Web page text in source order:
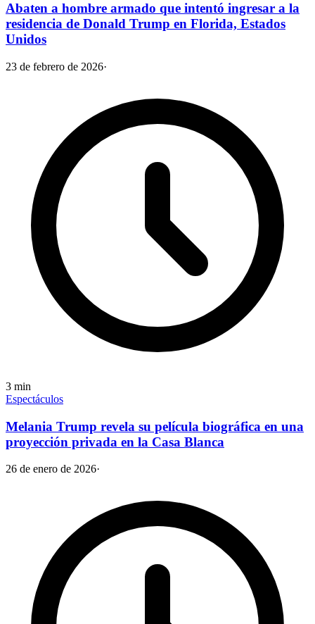
Abaten a hombre armado que intentó ingresar a la
residencia de Donald Trump en Florida, Estados
Unidos
23 de febrero de 2026·
3 min
Espectáculos
Melania Trump revela su película biográfica en una
proyección privada en la Casa Blanca
26 de enero de 2026·